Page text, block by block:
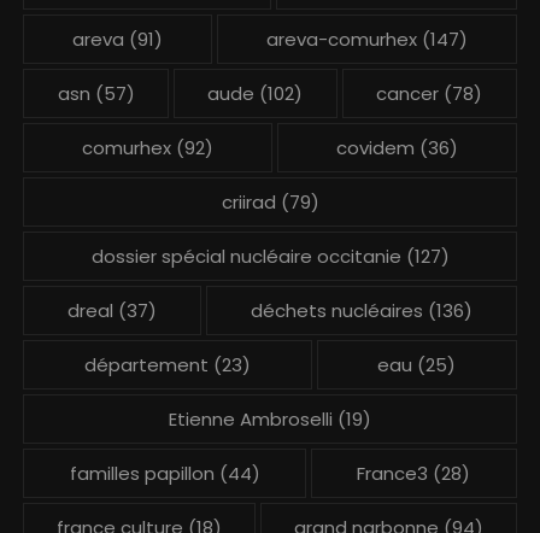
areva (91) areva-comurhex(147)
asn (57) aude (102) cancer (78)
comurhex (92) covidem (36)
criirad (79)
dossier spécial nucléaire occitanie (127)
dreal (37) déchets nucléaires (136)
département (23) eau (25)
Etienne Ambroselli (19)
familles papillon (44) France3 (28)
france culture (18) grand narbonne (94)